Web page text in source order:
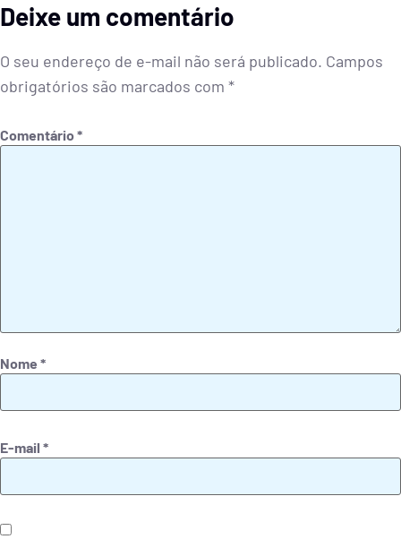
Deixe um comentário
O seu endereço de e-mail não será publicado. Campos
obrigatórios são marcados com *
Comentário*
Nome *
E-mail *